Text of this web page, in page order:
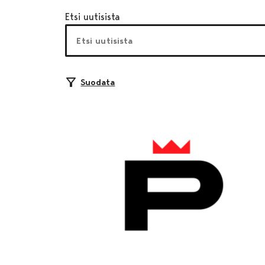
Etsi uutisista
Suodata